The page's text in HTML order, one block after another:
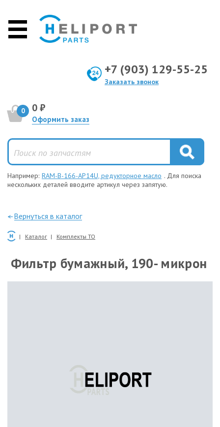
+7 (903) 129-55-25
Заказать звонок
0 0 ₽
Оформить заказ
Например: RAM-B-166-AP14U, редукторное масло . Для поиска
нескольких деталей вводите артикул через запятую.
—Вернуться в каталог
Каталог Комплекты ТО
Фильтр бумажный, 190- микрон